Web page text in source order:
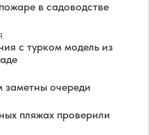
в садоводстве
с турком модель из
очереди
пляжах проверили